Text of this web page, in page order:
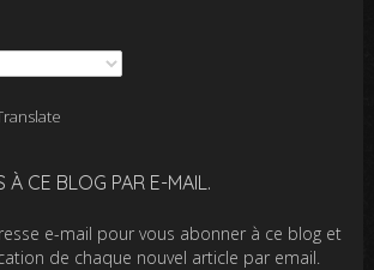
CE BLOG PAR E-MAIL.
e-mail pour vous abonner à ce blog et
de chaque nouvel article par email.